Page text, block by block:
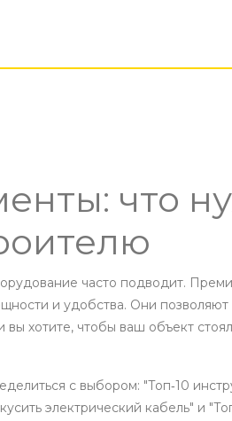
что
часто подводит.
и удобства. Они позволяют
хотите, чтобы ваш объект
с выбором: "Топ‑10
электрический кабель" и